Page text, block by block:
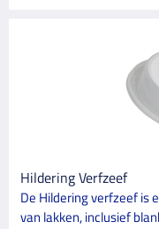
Hildering Verfzeef
De Hildering verfzeef is
van lakken, inclusief